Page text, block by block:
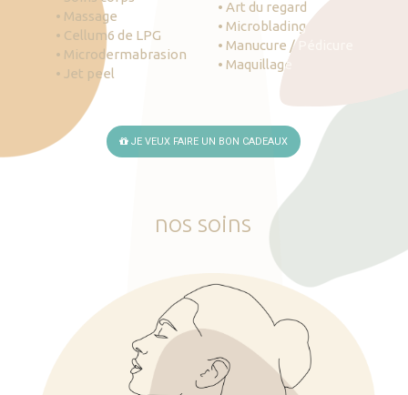
• Massage
• Cellum6 de LPG
• Microdermabrasion
• Jet peel
• Art du regard
• Microblading
• Manucure / Pédicure
• Maquillage
JE VEUX FAIRE UN BON CADEAUX
nos soins